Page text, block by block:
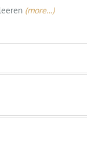
(more…)